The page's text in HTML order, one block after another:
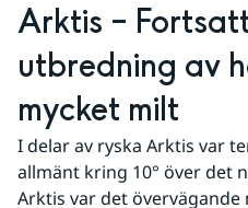
Arktis –
utbredning av
mycket milt
I delar av ryska Arktis var
allmänt kring 10° över det
Arktis var det